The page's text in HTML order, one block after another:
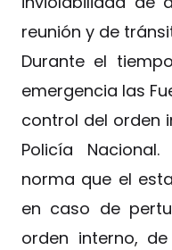
reunión y de
Durante el
emergencia las
control del orden
Policía
norma que el
en caso de
orden interno,